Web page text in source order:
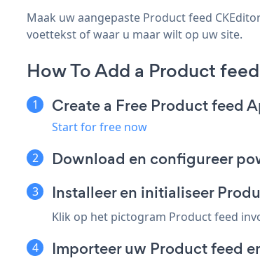
Maak uw aangepaste Product feed
voettekst of waar u maar wilt op uw site.
How To Add a Product
Create a Free Product feed
Start for free now
Download en configureer
Installeer en initialiseer
Klik op het pictogram Product feed
Importeer uw Product feed